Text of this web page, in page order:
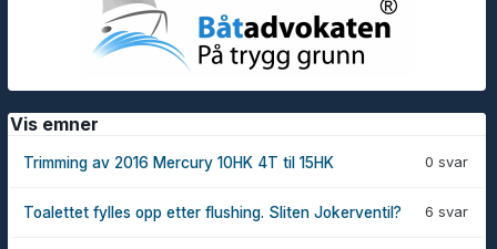
Vis emner
0 svar
Trimming av 2016 Mercury 10HK 4T til 15HK
6 svar
Toalettet fylles opp etter flushing. Sliten Jokerventil?